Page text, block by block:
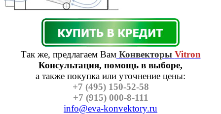
Так же, предлагаем ВамКонвекторы Vitron
Консультация, помощь в выборе,
а также покупка или уточнение цены:
+7 (495) 150-52-58
+7 (915) 000-8-111
info@eva-konvektory.ru